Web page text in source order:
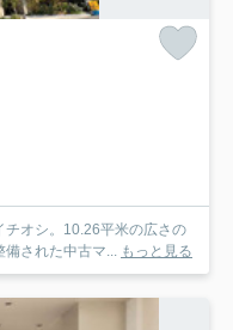
チオシ。10.26平米の広さの
備された中古マ... もっと見る